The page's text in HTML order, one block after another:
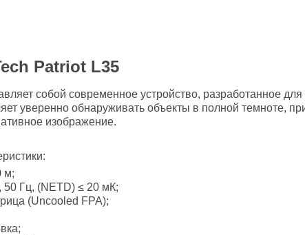
Patriot L35
собой современное устройство, разработанное
уверенно обнаруживать объекты в полной темноте,
изображение.
м;
50 Гц, (NETD) ≤ 20 мК;
(Uncooled FPA);